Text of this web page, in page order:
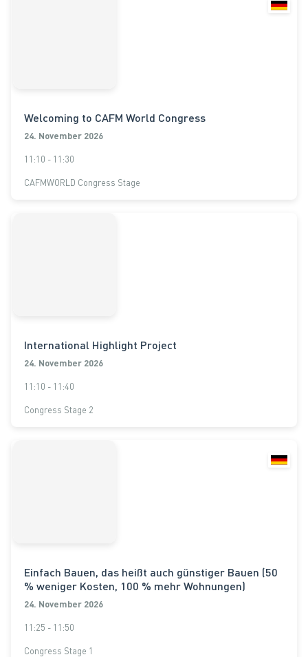
Welcoming to CAFM World Congress
24. November 2026
11:10 - 11:30
CAFMWORLD Congress Stage
International Highlight Project
24. November 2026
11:10 - 11:40
Congress Stage 2
Einfach Bauen, das heißt auch günstiger Bauen (50
% weniger Kosten, 100 % mehr Wohnungen)
24. November 2026
11:25 - 11:50
Congress Stage 1